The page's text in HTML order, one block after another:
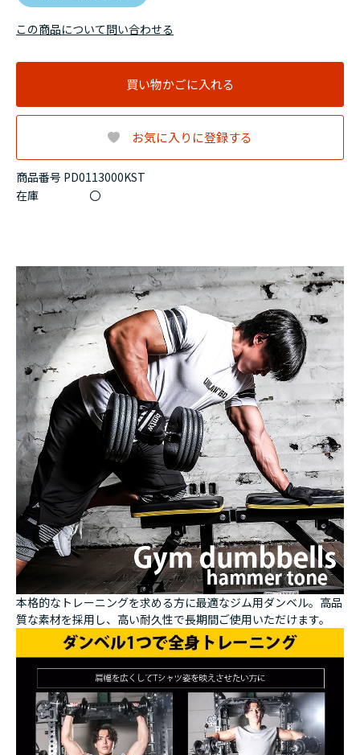
商品番号 PD0113000KST
在庫 〇
買い物かごに入れる
お気に入りに登録する
この商品について問い合わせる
本格的なトレーニングを求める方に最適なジム用ダンベル。高品
質な素材を採用し、高い耐久性で長期間ご使用いただけます。